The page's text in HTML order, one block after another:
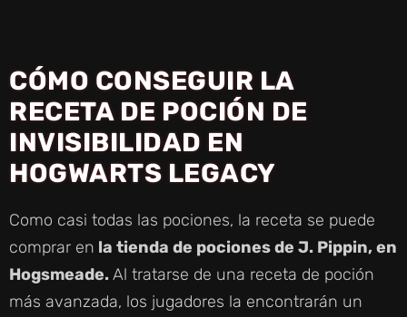
CÓMO CONSEGUIR LA
RECETA DE POCIÓN DE
INVISIBILIDAD EN
HOGWARTS LEGACY
Como casi todas las pociones, la receta se puede
comprar en la tienda de pociones de J. Pippin, en
Hogsmeade.Al tratarse de una receta de poción
más avanzada, los jugadores la encontrarán un